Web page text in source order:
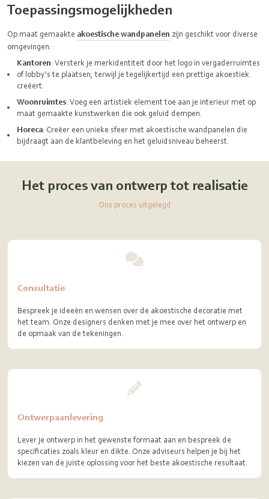
Toepassingsmogelijkheden
Op maat gemaakte akoestische wandpanelen zijn geschikt voor diverse
omgevingen:
Kantoren: Versterk je merkidentiteit door het logo in vergaderruimtes
of lobby's te plaatsen, terwijl je tegelijkertijd een prettige akoestiek
creëert.
Woonruimtes: Voeg een artistiek element toe aan je interieur met op
maat gemaakte kunstwerken die ook geluid dempen.
Horeca: Creëer een unieke sfeer met akoestische wandpanelen die
bijdraagt aan de klantbeleving en het geluidsniveau beheerst.
Het proces van ontwerp tot realisatie
Ons proces uitgelegd
Consultatie
Bespreek je ideeën en wensen over de akoestische decoratie met
het team. Onze designers denken met je mee over het ontwerp en
de opmaak van de tekeningen.
Ontwerpaanlevering
Lever je ontwerp in het gewenste formaat aan en bespreek de
specificaties zoals kleur en dikte. Onze adviseurs helpen je bij het
kiezen van de juiste oplossing voor het beste akoestische resultaat.